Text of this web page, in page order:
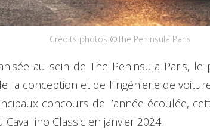
Crédits photos ©The Peninsula Paris
au sein de The Peninsula Paris,
la conception et de l’ingénierie de
concours de l’année écoulée,
Classic en janvier 2024.